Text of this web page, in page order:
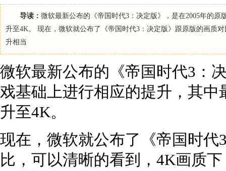
导读： 微软最新公布的《帝国时代3：决定版》，是在2005年的
升至4K。 现在，微软就公布了《帝国时代3：决定版》跟原版的画质
升相当
微软最新公布的《帝国时代3：
戏基础上进行相应的提升，其
升至4K。
现在，微软就公布了《帝国时
比，可以清晰的看到，4K画质